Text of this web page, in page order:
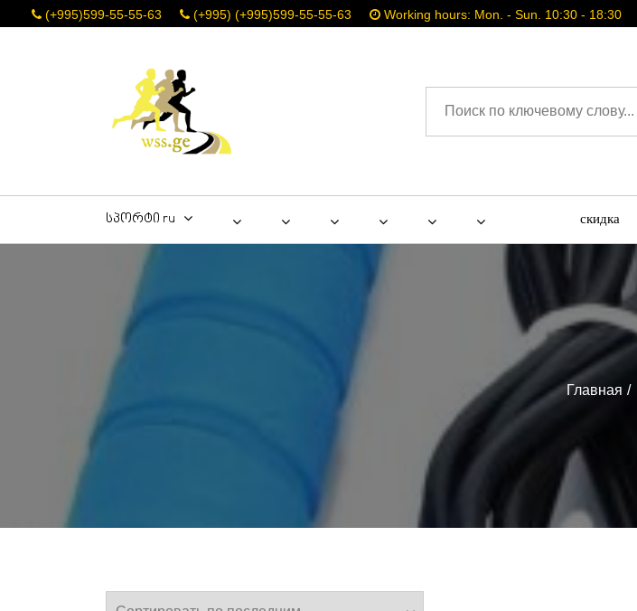
(+995)599-55-55-63 (+995) (+995)599-55-55-63 Working hours: Mon. - Sun. 10:30 - 18:30
სპორტი ru скидка
Главная